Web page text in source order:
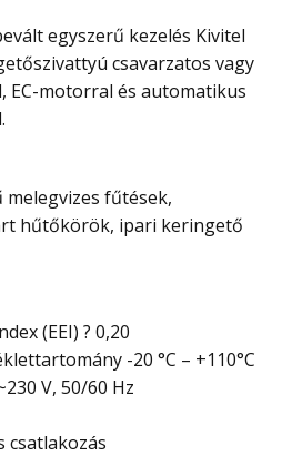
egyszerű kezelés Kivitel
csavarzatos vagy
EC-motorral és automatikus
fűtések,
hűtőkörök, ipari keringető
(EEI) ? 0,20
-20 °C – +110°C
V, 50/60 Hz
csatlakozás